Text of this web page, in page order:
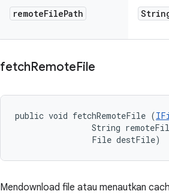
remoteFilePath
fetchRemoteFile
public void fetchRemoteFile (
String
                File destFile)
Mendownload file atau menautkan